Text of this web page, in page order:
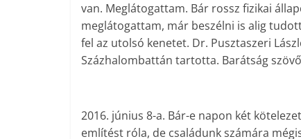
van. Meglátogattam. Bár rossz fizikai
meglátogattam, már beszélni is alig
fel az utolsó kenetet. Dr. Pusztaszeri
Százhalombattán tartotta. Barátság
2016. június 8-a. Bár-e napon két
említést róla, de családunk számára